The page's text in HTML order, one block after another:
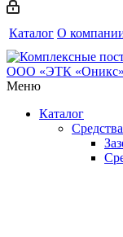
Каталог О
Меню
Каталог